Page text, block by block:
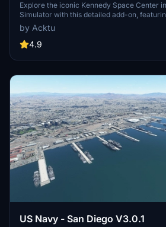
Explore the iconic Kennedy Space Center
Simulator with this detailed add-on,
as the VAB Building, Launch Control
Complexes 39A & 39B. Witness the
Rocket and SpaceX Rocket Assembly
and assets to enhance your experience.
by Acktu
4.9
US Navy - San Diego V3.0.1